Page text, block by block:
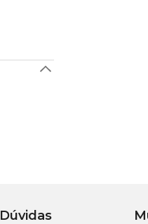
Dúvidas